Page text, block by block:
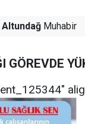
Muhabir
GÖREVDE